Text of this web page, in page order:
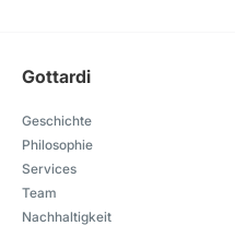
Gottardi
Geschichte
Philosophie
Services
Team
Nachhaltigkeit